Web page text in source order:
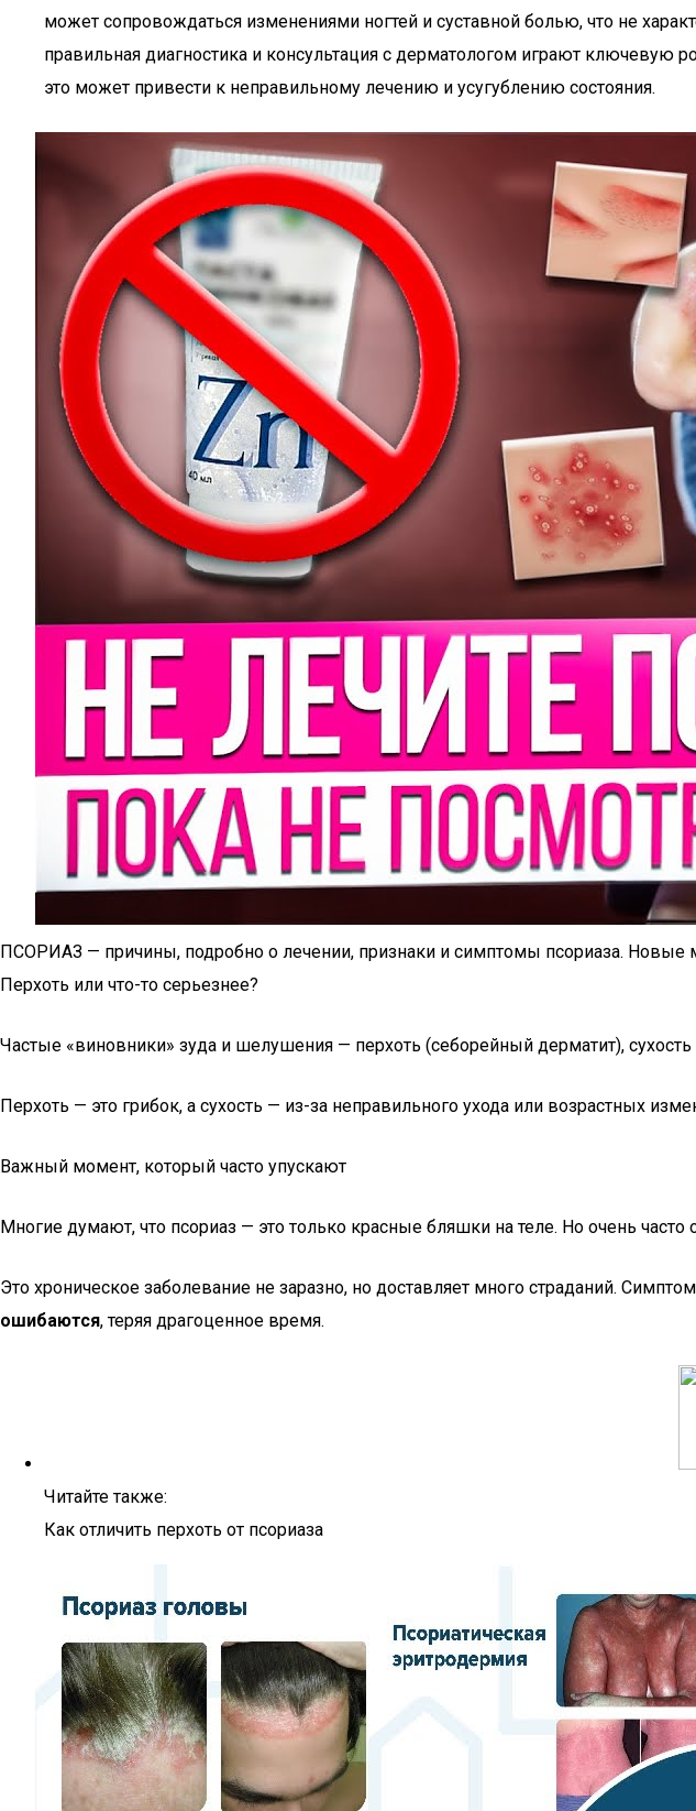
может сопровождаться изменениями ногтей и суставной болью, что не
правильная диагностика и консультация с дерматологом играют ключевую
это может привести к неправильному лечению и усугублению состояния.
ПСОРИАЗ — причины, подробно о лечении, признаки и симптомы псориаза. Новые
Перхоть или что-то серьезнее?
Частые «виновники» зуда и шелушения — перхоть (себорейный дерматит), сухость
Перхоть — это грибок, а сухость — из-за неправильного ухода или возрастных
Важный момент, который часто упускают
Многие думают, что псориаз — это только красные бляшки на теле. Но очень
Это хроническое заболевание не заразно, но доставляет много страданий.
ошибаются, теряя драгоценное время.
Читайте также:
Как отличить перхоть от псориаза